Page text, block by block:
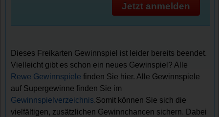
Jetzt anmelden
Dieses Freikarten Gewinnspiel ist leider bereits beendet.
Vielleicht gibt es schon ein neues Gewinspiel? Alle
Rewe Gewinnspiele finden Sie hier. Alle Gewinnspiele
auf Supergewinne finden Sie im
Gewinnspielverzeichnis.Somit können Sie sich die
vielfältigen, zusätzlichen Gewinnchancen sichern. Dabei